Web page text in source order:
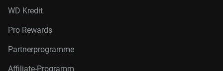
WD Kredit
Pro Rewards
Partnerprogramme
Affiliate-Programm